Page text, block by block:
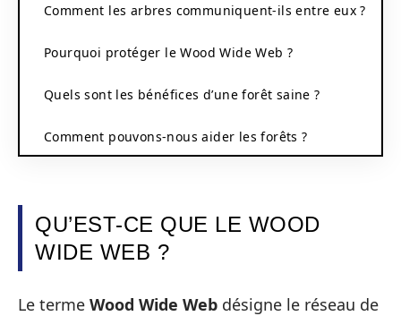
Comment les arbres communiquent-ils entre eux ?
Pourquoi protéger le Wood Wide Web ?
Quels sont les bénéfices d’une forêt saine ?
Comment pouvons-nous aider les forêts ?
QU’EST-CE QUE LE WOOD
WIDE WEB ?
Le terme Wood Wide Web désigne le réseau de